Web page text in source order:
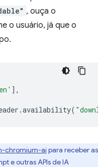
, ouça o
o usuário, já que o
],
.availability(
chromium-ai para receber as
e outras APIs de IA